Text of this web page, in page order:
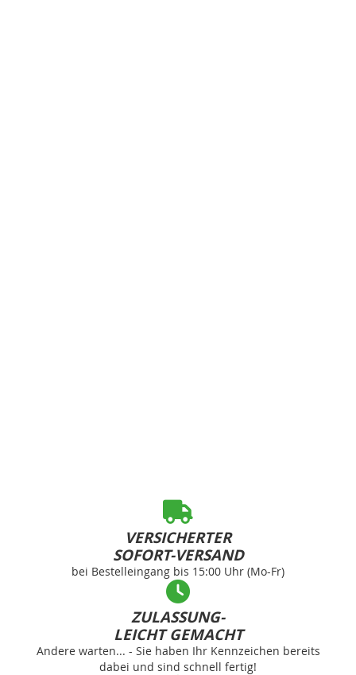
VERSICHERTER
SOFORT-VERSAND
bei Bestelleingang bis 15:00 Uhr (Mo-Fr)
ZULASSUNG-
LEICHT GEMACHT
Andere warten... - Sie haben Ihr Kennzeichen bereits
dabei und sind schnell fertig!